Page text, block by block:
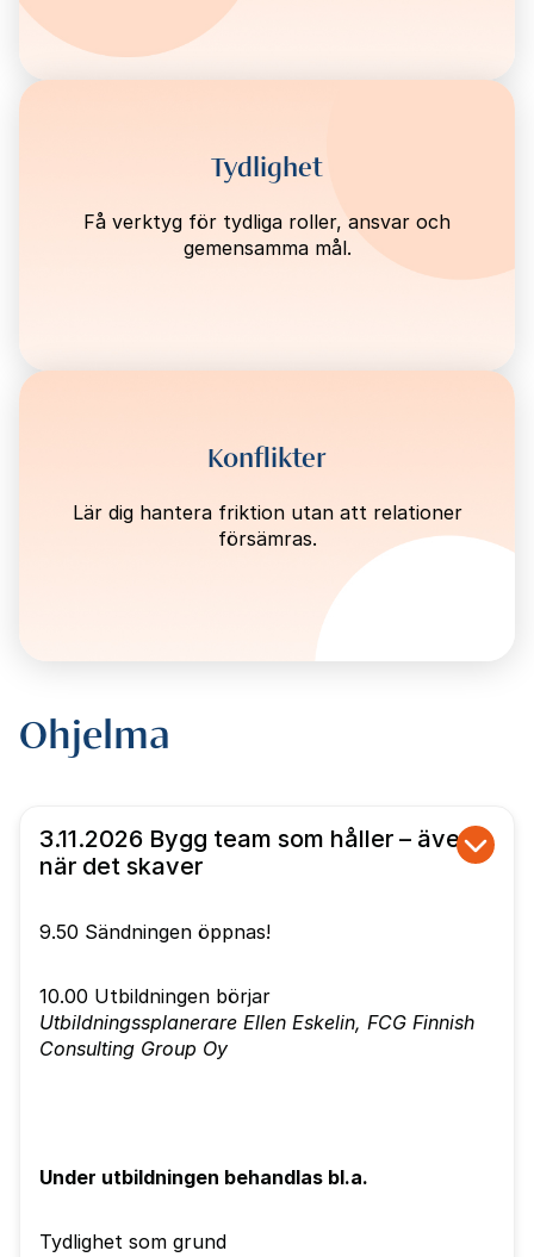
Tydlighet
Få verktyg för tydliga roller, ansvar och
gemensamma mål.
Konflikter
Lär dig hantera friktion utan att relationer
försämras.
Ohjelma
3.11.2026 Bygg team som håller – även
när det skaver
9.50 Sändningen öppnas!
10.00 Utbildningen börjar
Utbildningssplanerare Ellen Eskelin, FCG Finnish
Consulting Group Oy
Under utbildningen behandlas bl.a.
Tydlighet som grund